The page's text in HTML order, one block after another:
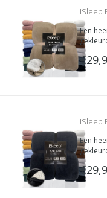
iSleep
Een
lang
iSleep
Een
lang